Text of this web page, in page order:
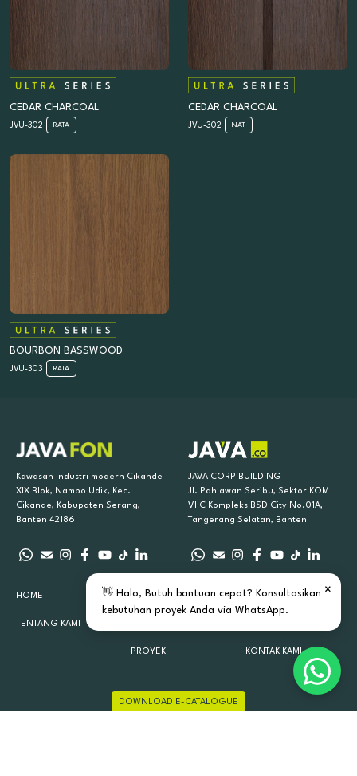
CEDAR CHARCOAL
JVU-302 RATA
CEDAR CHARCOAL
JVU-302 NAT
BOURBON BASSWOOD
JVU-303 RATA
Kawasan industri modern Cikande
XIX Blok, Nambo Udik, Kec.
Cikande, Kabupaten Serang,
Banten 42186
JAVA CORP BUILDING
Jl. Pahlawan Seribu, Sektor KOM
VIIC Kompleks BSD City No.01A,
Tangerang Selatan, Banten
HOME
TENTANG KAMI
PRODUK KAMI
PROYEK
INSPIRASI
KONTAK KAMI
DOWNLOAD E-CATALOGUE
×
👋 Halo, Butuh bantuan cepat? Konsultasikan
kebutuhan proyek Anda via WhatsApp.